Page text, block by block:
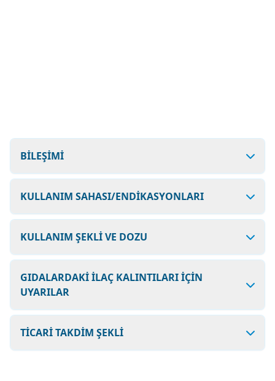
BİLEŞİMİ
KULLANIM SAHASI/ENDİKASYONLARI
KULLANIM ŞEKLİ VE DOZU
GIDALARDAKİ İLAÇ KALINTILARI İÇİN
UYARILAR
TİCARİ TAKDİM ŞEKLİ